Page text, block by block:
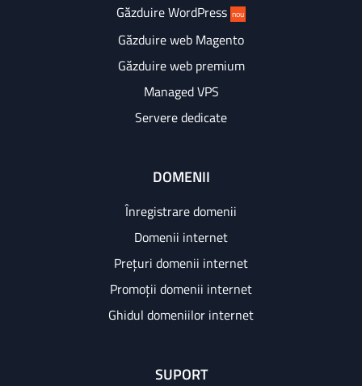
Găzduire WordPress nou
Găzduire web Magento
Găzduire web premium
Managed VPS
Servere dedicate
DOMENII
Înregistrare domenii
Domenii internet
Prețuri domenii internet
Promoții domenii internet
Ghidul domeniilor internet
SUPORT